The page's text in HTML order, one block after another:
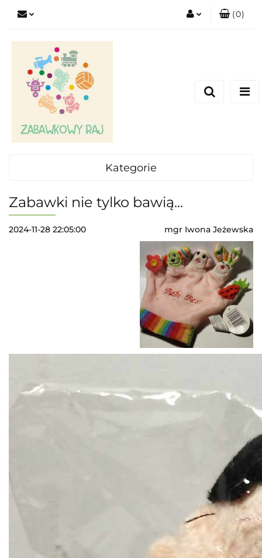
(0)
Kategorie
Zabawki nie tylko bawią...
2024-11-28 22:05:00 mgr Iwona Jeżewska